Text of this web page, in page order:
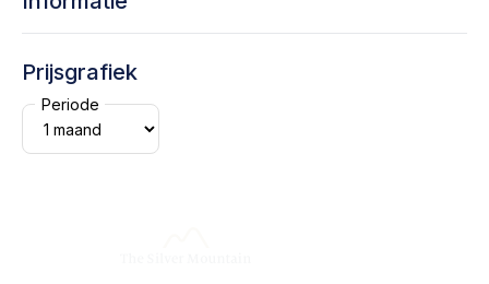
Prijsgrafiek
Periode